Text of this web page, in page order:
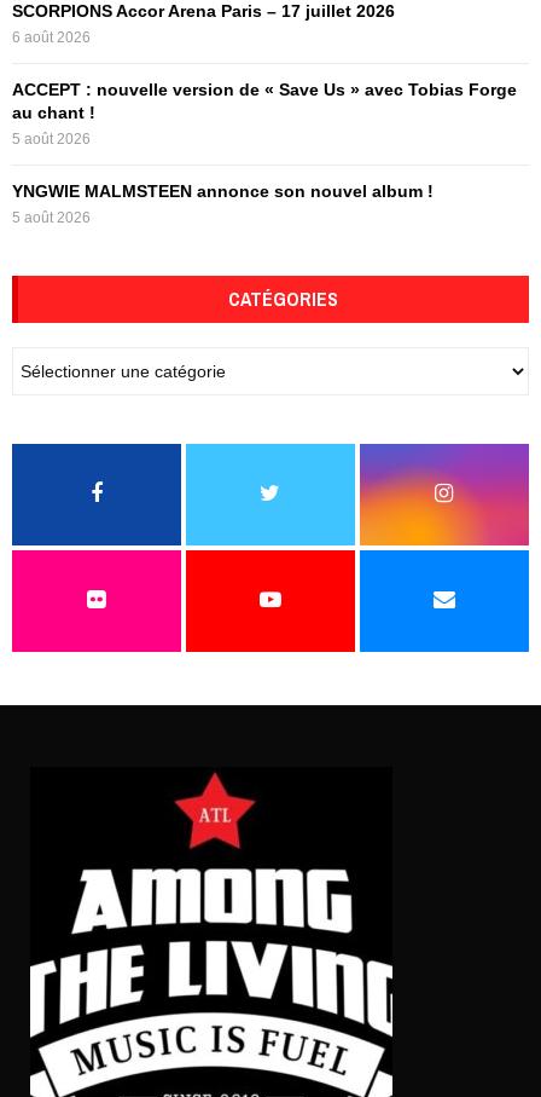
SCORPIONS Accor Arena Paris – 17 juillet 2026
6 août 2026
ACCEPT : nouvelle version de « Save Us » avec Tobias Forge
au chant !
5 août 2026
YNGWIE MALMSTEEN annonce son nouvel album !
5 août 2026
CATÉGORIES